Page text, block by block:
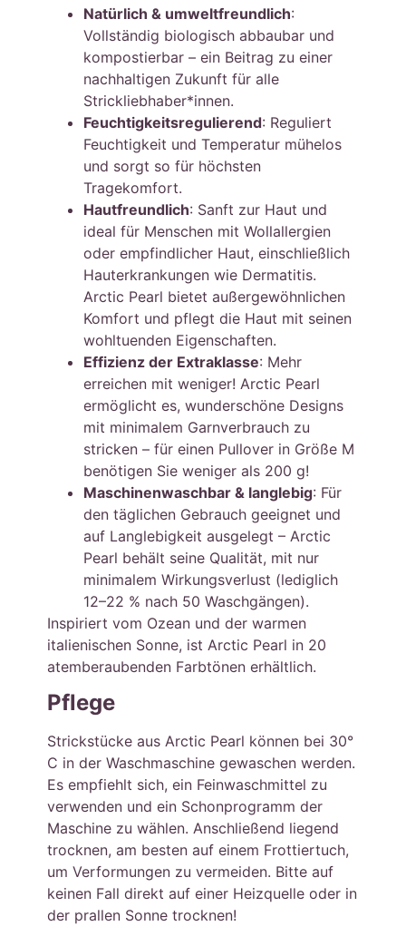
Natürlich & umweltfreundlich:
Vollständig biologisch abbaubar und
kompostierbar – ein Beitrag zu einer
nachhaltigen Zukunft für alle
Strickliebhaber*innen.
Feuchtigkeitsregulierend: Reguliert
Feuchtigkeit und Temperatur mühelos
und sorgt so für höchsten
Tragekomfort.
Hautfreundlich: Sanft zur Haut und
ideal für Menschen mit Wollallergien
oder empfindlicher Haut, einschließlich
Hauterkrankungen wie Dermatitis.
Arctic Pearl bietet außergewöhnlichen
Komfort und pflegt die Haut mit seinen
wohltuenden Eigenschaften.
Effizienz der Extraklasse: Mehr
erreichen mit weniger! Arctic Pearl
ermöglicht es, wunderschöne Designs
mit minimalem Garnverbrauch zu
stricken – für einen Pullover in Größe M
benötigen Sie weniger als 200 g!
Maschinenwaschbar & langlebig: Für
den täglichen Gebrauch geeignet und
auf Langlebigkeit ausgelegt – Arctic
Pearl behält seine Qualität, mit nur
minimalem Wirkungsverlust (lediglich
12–22 % nach 50 Waschgängen).
Inspiriert vom Ozean und der warmen
italienischen Sonne, ist Arctic Pearl in 20
atemberaubenden Farbtönen erhältlich.
Pflege
Strickstücke aus Arctic Pearl können bei 30°
C in der Waschmaschine gewaschen werden.
Es empfiehlt sich, ein Feinwaschmittel zu
verwenden und ein Schonprogramm der
Maschine zu wählen. Anschließend liegend
trocknen, am besten auf einem Frottiertuch,
um Verformungen zu vermeiden. Bitte auf
keinen Fall direkt auf einer Heizquelle oder in
der prallen Sonne trocknen!